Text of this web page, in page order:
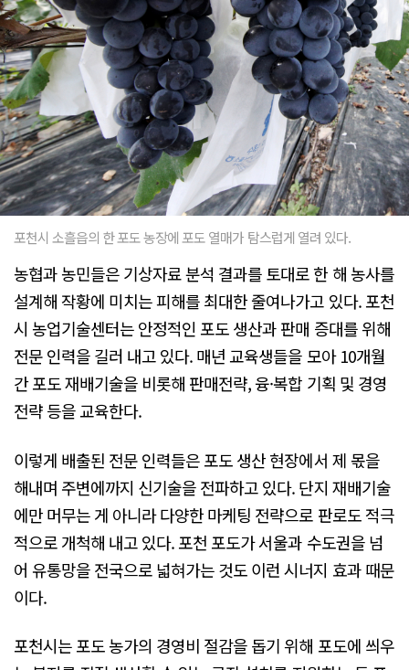
포천시 소흘읍의 한 포도 농장에 포도 열매가 탐스럽게 열려 있다.
농협과 농민들은 기상자료 분석 결과를 토대로 한 해 농사를
설계해 작황에 미치는 피해를 최대한 줄여나가고 있다. 포천
시 농업기술센터는 안정적인 포도 생산과 판매 증대를 위해
전문 인력을 길러 내고 있다. 매년 교육생들을 모아 10개월
간 포도 재배기술을 비롯해 판매전략, 융·복합 기획 및 경영
전략 등을 교육한다.
이렇게 배출된 전문 인력들은 포도 생산 현장에서 제 몫을
해내며 주변에까지 신기술을 전파하고 있다. 단지 재배기술
에만 머무는 게 아니라 다양한 마케팅 전략으로 판로도 적극
적으로 개척해 내고 있다. 포천 포도가 서울과 수도권을 넘
어 유통망을 전국으로 넓혀가는 것도 이런 시너지 효과 때문
이다.
포천시는 포도 농가의 경영비 절감을 돕기 위해 포도에 씌우